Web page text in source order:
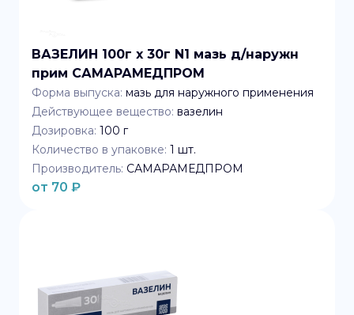
ВАЗЕЛИН 100г x 30г N1 мазь д/наружн
прим САМАРАМЕДПРОМ
Форма выпуска: мазь для наружного применения
Действующее вещество: вазелин
Дозировка: 100 г
Количество в упаковке: 1 шт.
Производитель: САМАРАМЕДПРОМ
от 70 ₽